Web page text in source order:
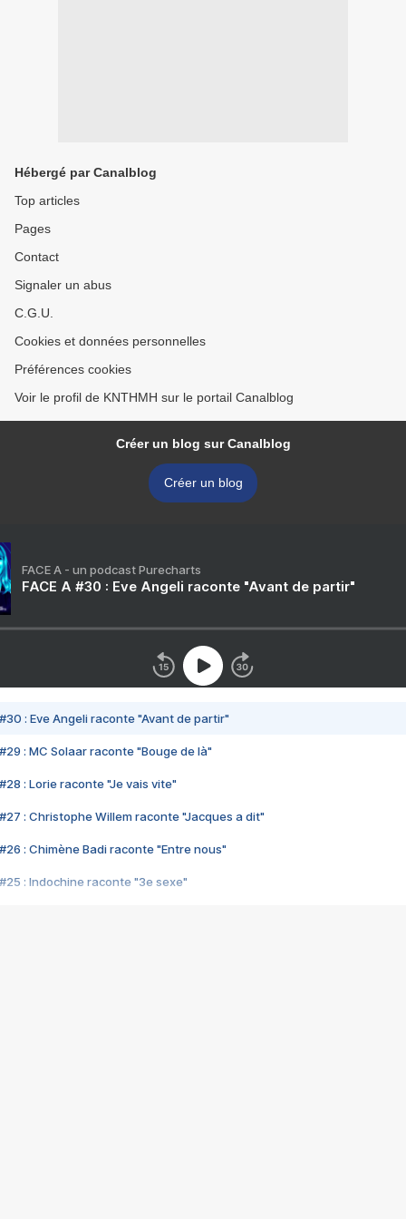
Hébergé par Canalblog
Top articles
Pages
Contact
Signaler un abus
C.G.U.
Cookies et données personnelles
Préférences cookies
Voir le profil de KNTHMH sur le portail Canalblog
Créer un blog sur Canalblog
Créer un blog
FACE A - un podcast Purecharts
FACE A #30 : Eve Angeli raconte "Avant de partir"
#30 : Eve Angeli raconte "Avant de partir"
#29 : MC Solaar raconte "Bouge de là"
#28 : Lorie raconte "Je vais vite"
#27 : Christophe Willem raconte "Jacques a dit"
#26 : Chimène Badi raconte "Entre nous"
#25 : Indochine raconte "3e sexe"